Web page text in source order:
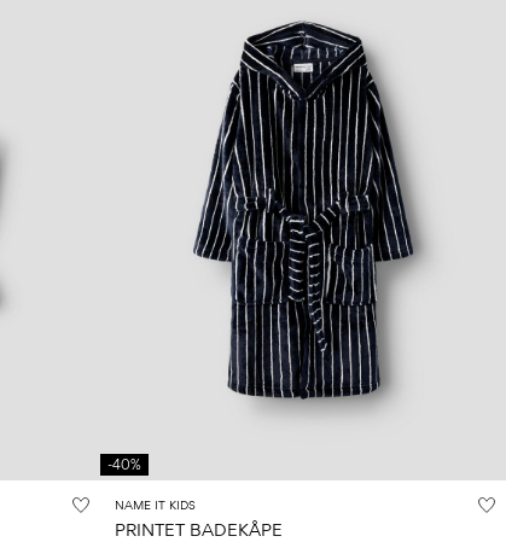
-40%
NAME IT KIDS
PRINTET BADEKÅPE